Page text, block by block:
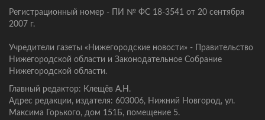
Регистрационный номер - ПИ № ФС 18-3541 от 20 сентября
2007 г.
Учредители газеты «Нижегородские новости» - Правительство
Нижегородской области и Законодательное Собрание
Нижегородской области.
Главный редактор: Клещёв А.Н.
Адрес редакции, издателя: 603006, Нижний Новгород, ул.
Максима Горького, дом 151Б, помещение 5.